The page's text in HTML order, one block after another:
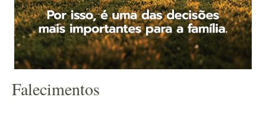
Falecimentos